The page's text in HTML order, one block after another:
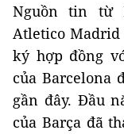
Nguồn tin từ
Atletico Madrid
ký hợp đồng
của Barcelona
gần đây. Đầu
của Barça đã